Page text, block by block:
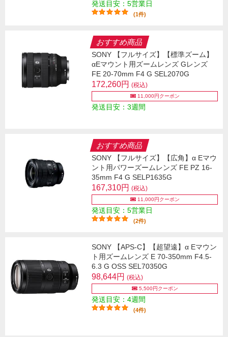
発送目安：5営業日
(1件)
おすすめ商品
SONY 【フルサイズ】【標準ズーム】
αEマウント用ズームレンズ Gレンズ
FE 20-70mm F4 G SEL2070G
172,260円 (税込)
11,000円クーポン
発送目安：3週間
おすすめ商品
SONY 【フルサイズ】【広角】α Eマウ
ント用パワーズームレンズ FE PZ 16-
35mm F4 G SELP1635G
167,310円 (税込)
11,000円クーポン
発送目安：5営業日
(2件)
SONY 【APS-C】【超望遠】α Eマウン
ト用ズームレンズ E 70-350mm F4.5-
6.3 G OSS SEL70350G
98,644円 (税込)
5,500円クーポン
発送目安：4週間
(4件)